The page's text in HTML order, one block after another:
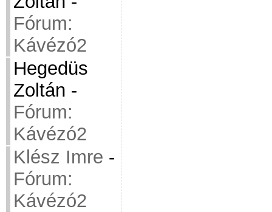
Fórum:
Kávézó2
Hegedüs
Zoltán -
Fórum:
Kávézó2
Klész Imre -
Fórum:
Kávézó2